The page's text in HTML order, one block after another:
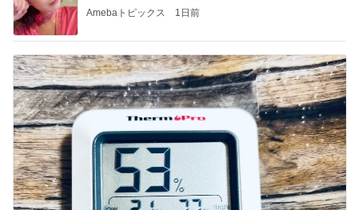
Amebaトピックス 1日前